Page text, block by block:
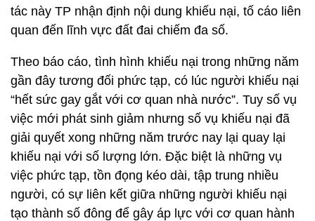
tác này TP nhận định nội dung khiếu nại, tố cáo liên
quan đến lĩnh vực đất đai chiếm đa số.
Theo báo cáo, tình hình khiếu nại trong những năm
gần đây tương đối phức tạp, có lúc người khiếu nại
“hết sức gay gắt với cơ quan nhà nước”. Tuy số vụ
việc mới phát sinh giảm nhưng số vụ khiếu nại đã
giải quyết xong những năm trước nay lại quay lại
khiếu nại với số lượng lớn. Đặc biệt là những vụ
việc phức tạp, tồn đọng kéo dài, tập trung nhiều
người, có sự liên kết giữa những người khiếu nại
tạo thành số đông để gây áp lực với cơ quan hành